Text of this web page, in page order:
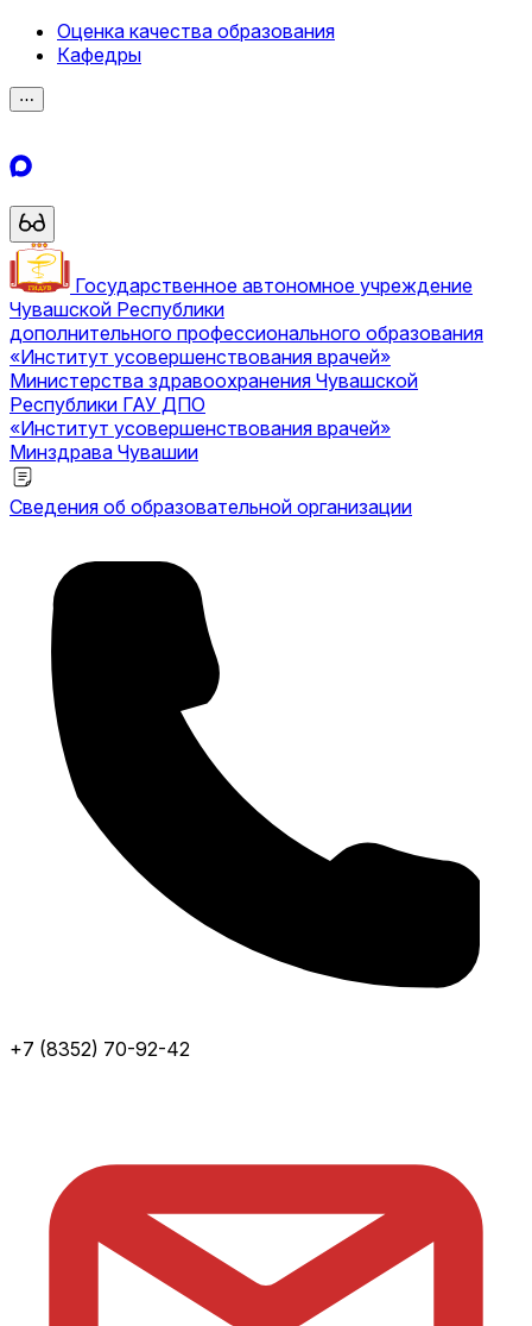
Оценка качества образования
Кафедры
⋯
Государственное автономное учреждение
Чувашской Республики
дополнительного профессионального образования
«Институт усовершенствования врачей»
Министерства здравоохранения Чувашской
Республики ГАУ ДПО
«Институт усовершенствования врачей»
Минздрава Чувашии
Сведения об образовательной организации
+7 (8352) 70-92-42